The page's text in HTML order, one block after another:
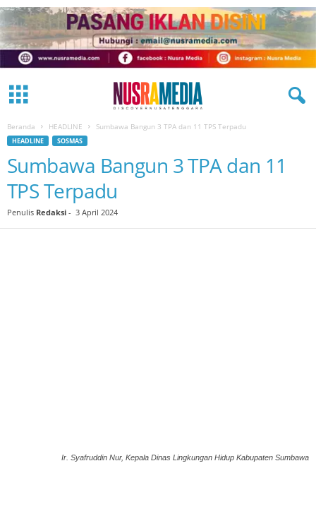
Beranda HEADLINE Sumbawa Bangun 3 TPA dan 11 TPS Terpadu
HEADLINE SOSMAS
Sumbawa Bangun 3 TPA dan 11
TPS Terpadu
Penulis Redaksi - 3 April 2024
Ir. Syafruddin Nur, Kepala Dinas Lingkungan Hidup Kabupaten Sumbawa